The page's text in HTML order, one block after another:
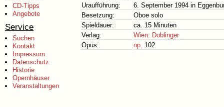
CD-Tipps
Angebote
Service
Suchen
Kontakt
Impressum
Datenschutz
Historie
Opernhäuser
Veranstaltungen
Uraufführung:
6. September 1994 in
Besetzung:
Oboe solo
Spieldauer:
ca. 15 Minuten
Verlag:
Wien: Doblinger
Opus:
op. 102